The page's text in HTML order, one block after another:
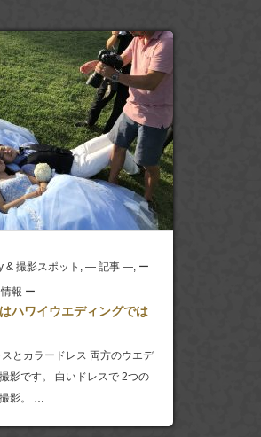
& 撮影スポット , ― 記事 ―, ー
報 ー
ハワイウエディングでは
とカラードレス 両方のウエデ
影です。 白いドレスで 2つの
影。 …